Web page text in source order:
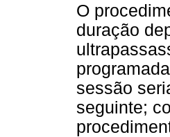
O
duração
sessão
seguinte;